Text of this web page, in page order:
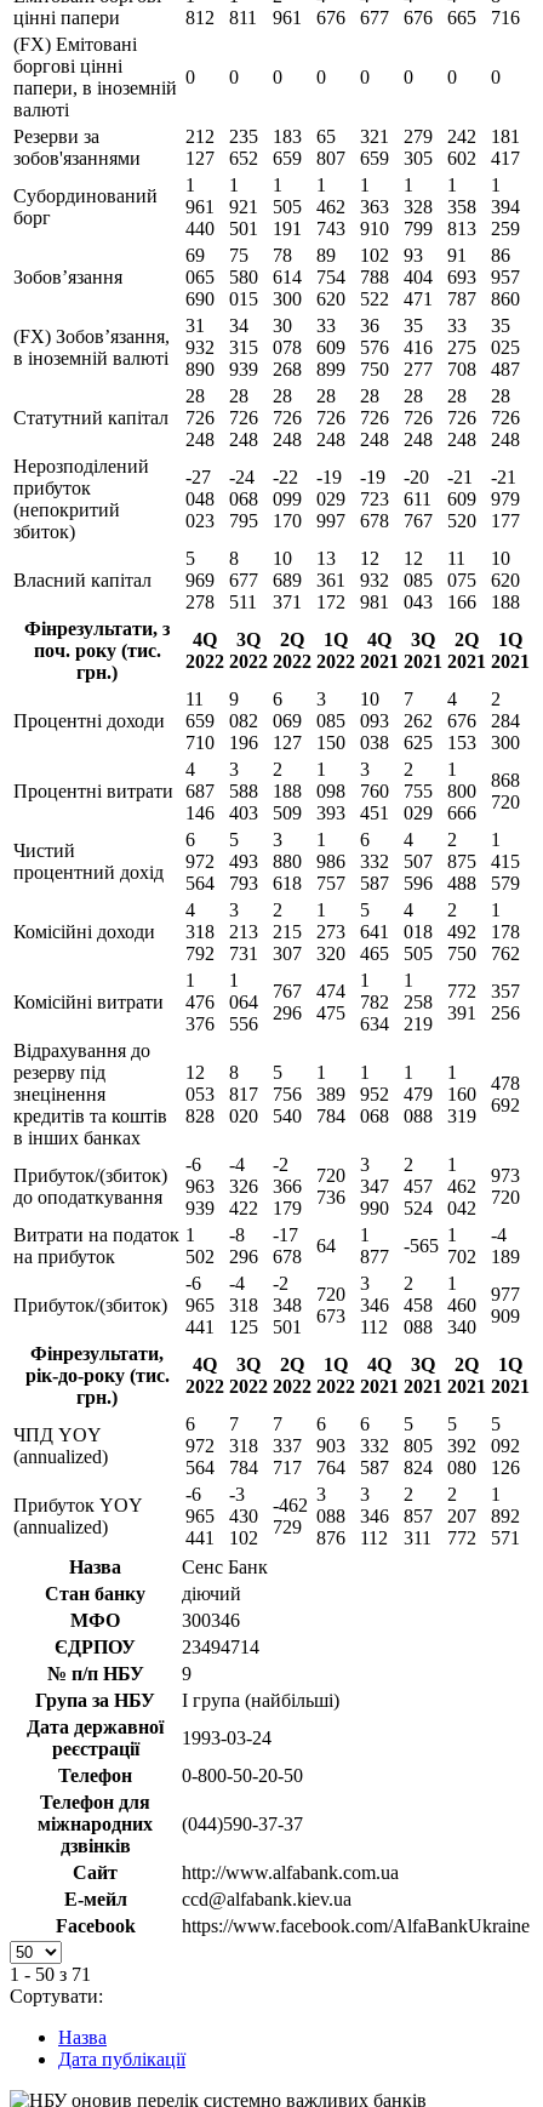
цінні папери
812
811
961
676
677
676
665
716
(FX) Емітовані
боргові цінні
папери, в іноземній
валюті
0 0 0 0 0 0 0 0
Резерви за
зобов'язаннями
212
127
235
652
183
659
65
807
321
659
279
305
242
602
181
417
Субординований
борг
1
961
440
1
921
501
1
505
191
1
462
743
1
363
910
1
328
799
1
358
813
1
394
259
Зобов’язання
69
065
690
75
580
015
78
614
300
89
754
620
102
788
522
93
404
471
91
693
787
86
957
860
(FX) Зобов’язання,
в іноземній валюті
31
932
890
34
315
939
30
078
268
33
609
899
36
576
750
35
416
277
33
275
708
35
025
487
Статутний капітал
28
726
248
28
726
248
28
726
248
28
726
248
28
726
248
28
726
248
28
726
248
28
726
248
Нерозподілений
прибуток
(непокритий
збиток)
-27
048
023
-24
068
795
-22
099
170
-19
029
997
-19
723
678
-20
611
767
-21
609
520
-21
979
177
Власний капітал
5
969
278
8
677
511
10
689
371
13
361
172
12
932
981
12
085
043
11
075
166
10
620
188
Фінрезультати, з
поч. року (тис.
грн.)
4Q
2022
3Q
2022
2Q
2022
1Q
2022
4Q
2021
3Q
2021
2Q
2021
1Q
2021
Процентні доходи
11
659
710
9
082
196
6
069
127
3
085
150
10
093
038
7
262
625
4
676
153
2
284
300
Процентні витрати
4
687
146
3
588
403
2
188
509
1
098
393
3
760
451
2
755
029
1
800
666
868
720
Чистий
процентний дохід
6
972
564
5
493
793
3
880
618
1
986
757
6
332
587
4
507
596
2
875
488
1
415
579
Комісійні доходи
4
318
792
3
213
731
2
215
307
1
273
320
5
641
465
4
018
505
2
492
750
1
178
762
Комісійні витрати
1
476
376
1
064
556
767
296
474
475
1
782
634
1
258
219
772
391
357
256
Відрахування до
резерву під
знецінення
кредитів та коштів
в інших банках
12
053
828
8
817
020
5
756
540
1
389
784
1
952
068
1
479
088
1
160
319
478
692
Прибуток/(збиток)
до оподаткування
-6
963
939
-4
326
422
-2
366
179
720
736
3
347
990
2
457
524
1
462
042
973
720
Витрати на податок
на прибуток
1
502
-8
296
-17
678
64
1
877
-565
1
702
-4
189
Прибуток/(збиток)
-6
965
441
-4
318
125
-2
348
501
720
673
3
346
112
2
458
088
1
460
340
977
909
Фінрезультати,
рік-до-року (тис.
грн.)
4Q
2022
3Q
2022
2Q
2022
1Q
2022
4Q
2021
3Q
2021
2Q
2021
1Q
2021
ЧПД YOY
(annualized)
6
972
564
7
318
784
7
337
717
6
903
764
6
332
587
5
805
824
5
392
080
5
092
126
Прибуток YOY
(annualized)
-6
965
441
-3
430
102
-462
729
3
088
876
3
346
112
2
857
311
2
207
772
1
892
571
Назва
Сенс Банк
Стан банку
діючий
МФО
300346
ЄДРПОУ
23494714
№ п/п НБУ
9
Група за НБУ
I група (найбільші)
Дата державної
реєстрації
1993-03-24
Телефон
0-800-50-20-50
Телефон для
міжнародних
дзвінків
(044)590-37-37
Сайт
http://www.alfabank.com.ua
Е-мейл
ccd@alfabank.kiev.ua
Facebook
https://www.facebook.com/AlfaBankUkraine
1 - 50 з 71
Сортувати:
Назва
Дата публікації